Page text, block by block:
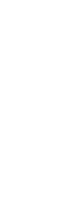
Komponenten